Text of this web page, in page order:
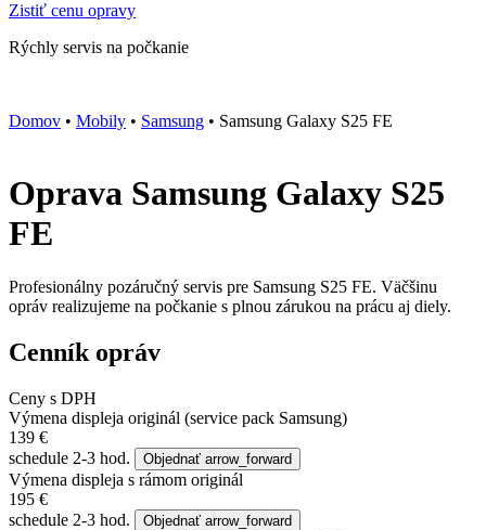
Zistiť cenu opravy
Rýchly servis na počkanie
Domov • Mobily • Samsung • Samsung Galaxy S25 FE
Oprava Samsung Galaxy S25
FE
Profesionálny pozáručný servis pre Samsung S25 FE. Väčšinu
opráv realizujeme na počkanie s plnou zárukou na prácu aj diely.
Cenník opráv
Ceny s DPH
Výmena displeja originál (service pack Samsung)
139 €
schedule 2-3 hod. Objednať arrow_forward
Výmena displeja s rámom originál
195 €
schedule 2-3 hod. Objednať arrow_forward